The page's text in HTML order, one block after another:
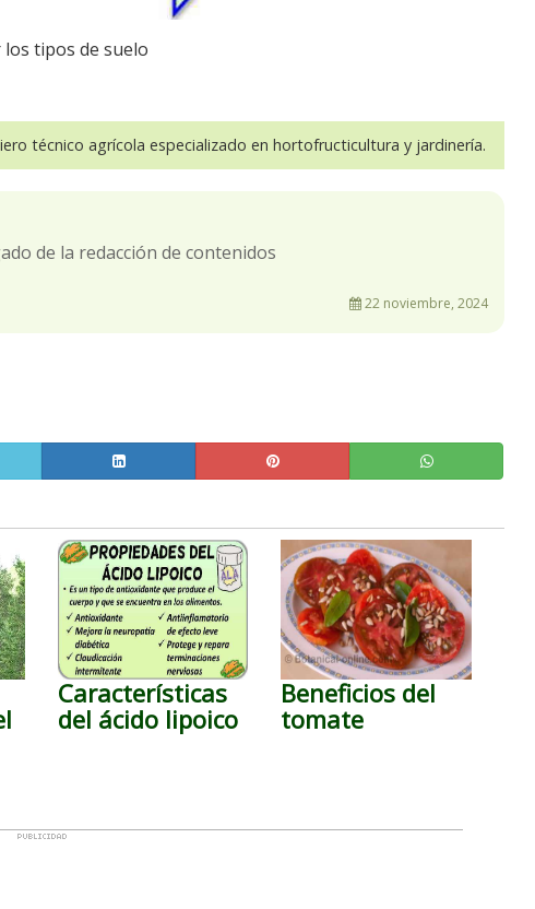
tipos de suelo
técnico agrícola especializado en hortofructicultura y jardinería.
de la redacción de contenidos
22 noviembre, 2024
Características
del ácido lipoico
Beneficios del
tomate